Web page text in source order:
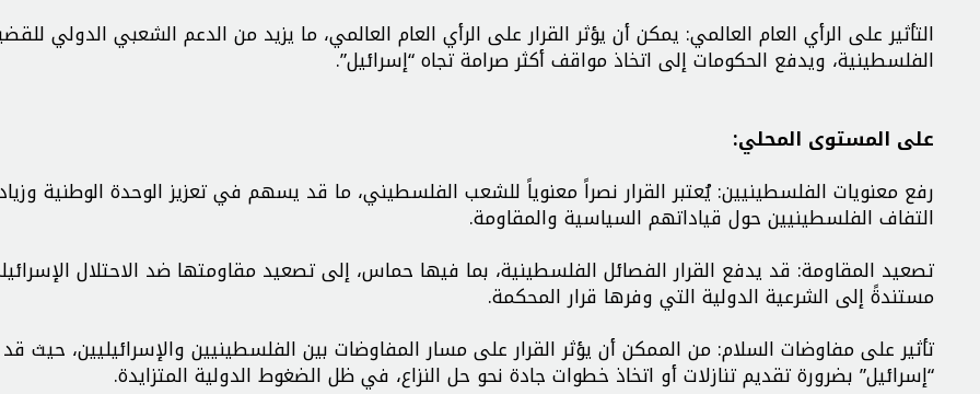
التأثير على الرأي العام العالمي: يمكن أن يؤثر القرار على الرأي العام العالمي، ما يزيد من الدعم الشعبي الدولي
الفلسطينية، ويدفع الحكومات إلى اتخاذ مواقف أكثر صرامة تجاه “إسرائيل”.
على المستوى المحلي:
رفع معنويات الفلسطينيين: يُعتبر القرار نصراً معنوياً للشعب الفلسطيني، ما قد يسهم في تعزيز الوحدة الوطنية
التفاف الفلسطينيين حول قياداتهم السياسية والمقاومة.
تصعيد المقاومة: قد يدفع القرار الفصائل الفلسطينية، بما فيها حماس، إلى تصعيد مقاومتها ضد الاحتلال
مستندةً إلى الشرعية الدولية التي وفرها قرار المحكمة.
تأثير على مفاوضات السلام: من الممكن أن يؤثر القرار على مسار المفاوضات بين الفلسطينيين والإسرائيليين، حيث
“إسرائيل” بضرورة تقديم تنازلات أو اتخاذ خطوات جادة نحو حل النزاع، في ظل الضغوط الدولية المتزايدة.